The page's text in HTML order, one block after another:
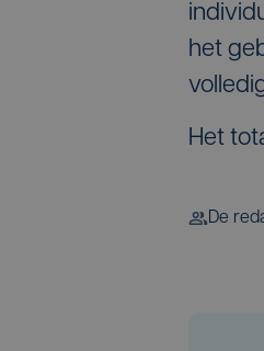
het
Het
De